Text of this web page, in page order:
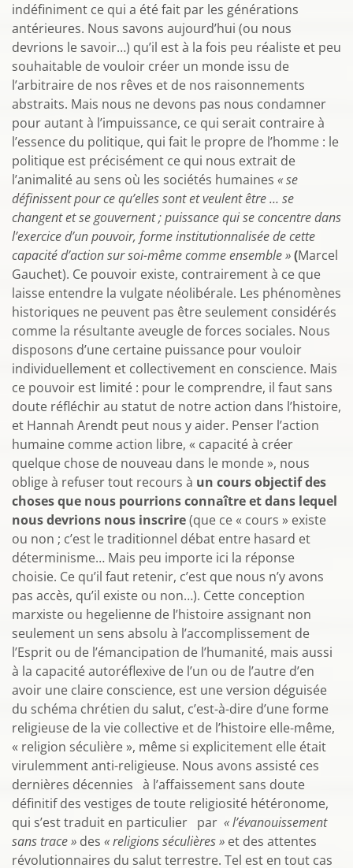
indéfiniment ce qui a été fait par les générations
antérieures. Nous savons aujourd’hui (ou nous
devrions le savoir…) qu’il est à la fois peu réaliste et peu
souhaitable de vouloir créer un monde issu de
l’arbitraire de nos rêves et de nos raisonnements
abstraits. Mais nous ne devons pas nous condamner
pour autant à l’impuissance, ce qui serait contraire à
l’essence du politique, qui fait le propre de l’homme : le
politique est précisément ce qui nous extrait de
l’animalité au sens où les sociétés humaines « se
définissent pour ce qu’elles sont et veulent être … se
changent et se gouvernent ; puissance qui se concentre dans
l’exercice d’un pouvoir, forme institutionnalisée de cette
capacité d’action sur soi-même comme ensemble »(Marcel
Gauchet). Ce pouvoir existe, contrairement à ce que
laisse entendre la vulgate néolibérale. Les phénomènes
historiques ne peuvent pas être seulement considérés
comme la résultante aveugle de forces sociales. Nous
disposons d’une certaine puissance pour vouloir
individuellement et collectivement en conscience. Mais
ce pouvoir est limité : pour le comprendre, il faut sans
doute réfléchir au statut de notre action dans l’histoire,
et Hannah Arendt peut nous y aider. Penser l’action
humaine comme action libre, « capacité à créer
quelque chose de nouveau dans le monde », nous
oblige à refuser tout recours à un cours objectif des
choses que nous pourrions connaîtreet dans lequel
nous devrions nous inscrire(que ce « cours » existe
ou non ; c’est le traditionnel débat entre hasard et
déterminisme… Mais peu importe ici la réponse
choisie. Ce qu’il faut retenir, c’est que nous n’y avons
pas accès, qu’il existe ou non…). Cette conception
marxiste ou hegelienne de l’histoire assignant non
seulement un sens absolu à l’accomplissement de
l’Esprit ou de l’émancipation de l’humanité, mais aussi
à la capacité autoréflexive de l’un ou de l’autre d’en
avoir une claire conscience, est une version déguisée
du schéma chrétien du salut, c’est-à-dire d’une forme
religieuse de la vie collective et de l’histoire elle-même,
« religion séculière », même si explicitement elle était
virulemment anti-religieuse. Nous avons assisté ces
dernières décennies à l’affaissement sans doute
définitif des vestiges de toute religiosité hétéronome,
qui s’est traduit en particulier par « l’évanouissement
sans trace » des « religions séculières » et des attentes
révolutionnaires du salut terrestre. Tel est en tout cas